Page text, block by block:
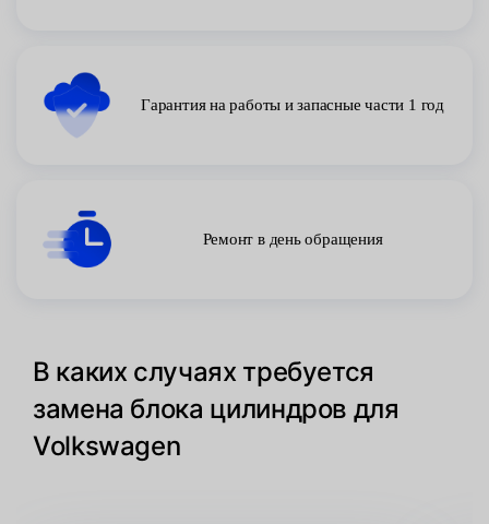
Гарантия на работы и запасные части 1 год
Ремонт в день обращения
В каких случаях требуется
замена блока цилиндров для
Volkswagen